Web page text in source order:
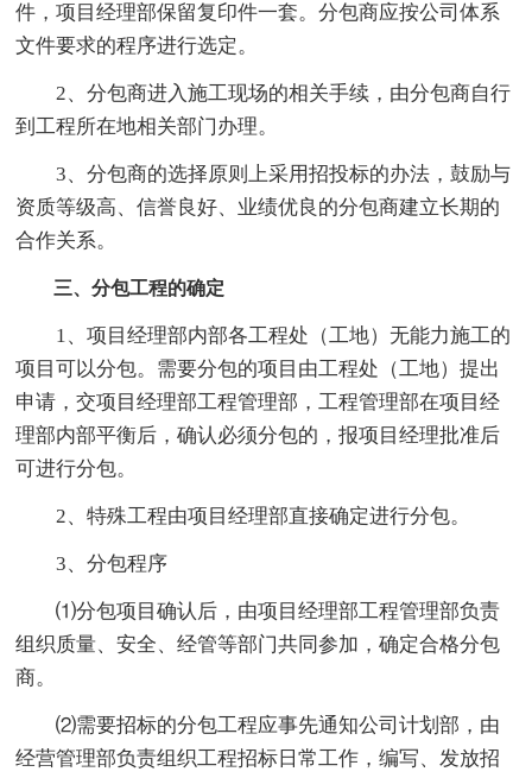
件，项目经理部保留复印件一套。分包商应按公司体系
文件要求的程序进行选定。
2、分包商进入施工现场的相关手续，由分包商自行
到工程所在地相关部门办理。
3、分包商的选择原则上采用招投标的办法，鼓励与
资质等级高、信誉良好、业绩优良的分包商建立长期的
合作关系。
三、分包工程的确定
1、项目经理部内部各工程处（工地）无能力施工的
项目可以分包。需要分包的项目由工程处（工地）提出
申请，交项目经理部工程管理部，工程管理部在项目经
理部内部平衡后，确认必须分包的，报项目经理批准后
可进行分包。
2、特殊工程由项目经理部直接确定进行分包。
3、分包程序
⑴分包项目确认后，由项目经理部工程管理部负责
组织质量、安全、经管等部门共同参加，确定合格分包
商。
⑵需要招标的分包工程应事先通知公司计划部，由
经营管理部负责组织工程招标日常工作，编写、发放招